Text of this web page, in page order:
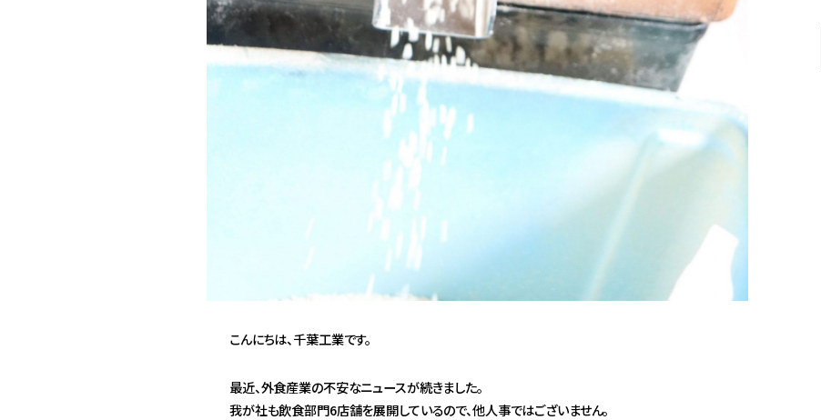
こんにちは、千葉工業です。
最近、外食産業の不安なニュースが続きました。
我が社も飲食部門6店舗を展開しているので、他人事ではございません。